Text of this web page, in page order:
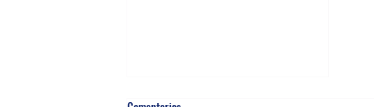
Google y sus cursos (Responsive